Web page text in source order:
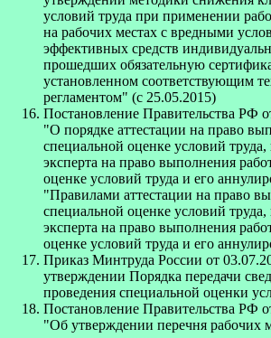
условий труда при применении
на рабочих местах с вредными
эффективных средств
прошедших обязательную
установленном соответствующим
регламентом" (с 25.05.2015)
Постановление Правительства РФ
"О порядке аттестации на право
специальной оценке условий
эксперта на право выполнения
оценке условий труда и его
"Правилами аттестации на право
специальной оценке условий
эксперта на право выполнения
оценке условий труда и его
Приказ Минтруда России от
утверждении Порядка передачи
проведения специальной оценки
Постановление Правительства РФ
"Об утверждении перечня рабочих